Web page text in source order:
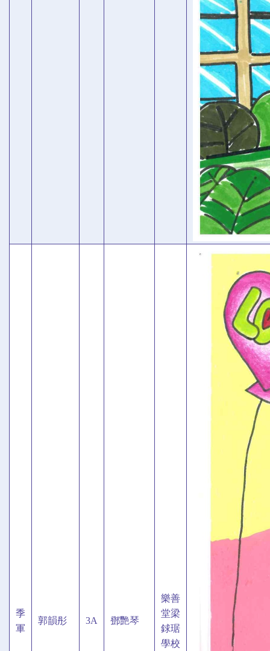
季
軍
郭韻彤 3A 鄧艷琴
樂善
堂梁
銶琚
學校